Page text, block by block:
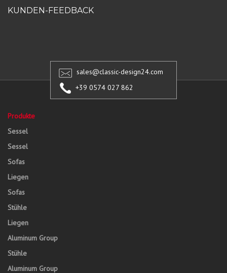
KUNDEN-FEEDBACK
sales@classic-design24.com
+39 0574 027 862
Produkte
Sessel
Sessel
Sofas
Liegen
Sofas
Stühle
Liegen
Aluminum Group
Stühle
Aluminum Group